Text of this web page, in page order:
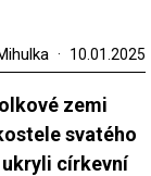
10.01.2025
zemi
svatého
církevní